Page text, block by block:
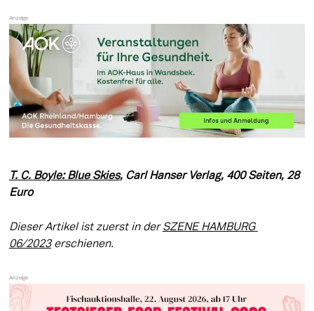
T. C. Boyle: Blue Skies, Carl Hanser Verlag, 400 Seiten, 28
Euro
Dieser Artikel ist zuerst in der SZENE HAMBURG
06/2023 erschienen.